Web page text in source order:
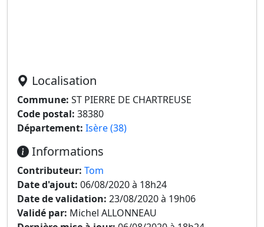
Localisation
Commune: ST PIERRE DE CHARTREUSE
Code postal: 38380
Département: Isère (38)
Informations
Contributeur: Tom
Date d'ajout: 06/08/2020 à 18h24
Date de validation: 23/08/2020 à 19h06
Validé par: Michel ALLONNEAU